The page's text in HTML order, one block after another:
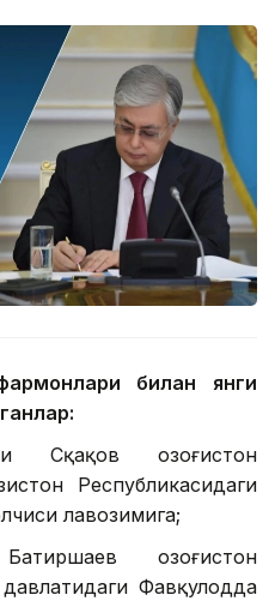
билан янги
Сқақов Қозоғистон
Республикасидаги
лавозимига;
Қозоғистон
давлатидаги Фавқулодда